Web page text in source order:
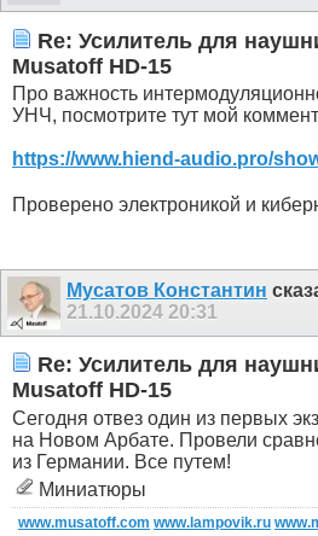
Re: Усилитель для
Musatoff HD-15
Про важность
УНЧ, посмотрите тут мой
https://www.hiend-audio.pro/
Проверено электроникой и
Мусатов Константин
21.10.2024 20:31
Re: Усилитель для
Musatoff HD-15
Сегодня отвез один из первых
на Новом Арбате. Провели
из Германии. Все путем!
Миниатюры
www.musatoff.com www.lampovik.ru